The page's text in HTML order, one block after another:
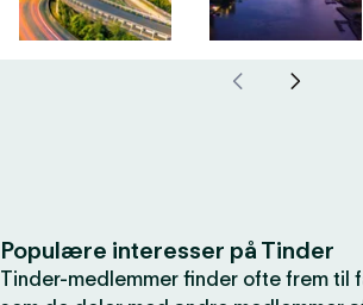
Populære interesser på Tinder
Tinder-medlemmer finder ofte frem til